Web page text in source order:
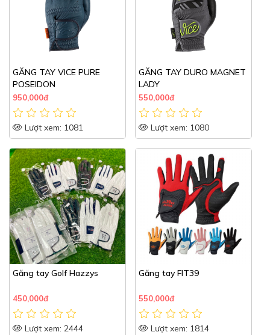
GĂNG TAY VICE PURE
POSEIDON
950,000đ
Lượt xem: 1081
GĂNG TAY DURO MAGNET
LADY
550,000đ
Lượt xem: 1080
Găng tay Golf Hazzys
450,000đ
Lượt xem: 2444
Găng tay FIT39
550,000đ
Lượt xem: 1814